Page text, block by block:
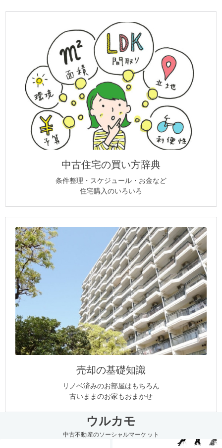
中古住宅の買い方辞典
条件整理・スケジュール・お金など
住宅購入のいろいろ
売却の基礎知識
リノベ済みのお部屋はもちろん
古いままのお家もおまかせ
ウルカモ
中古不動産のソーシャルマーケット